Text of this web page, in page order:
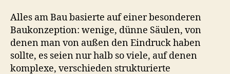
Alles am Bau basierte auf einer besonderen
Baukonzeption: wenige, dünne Säulen, von
denen man von außen den Eindruck haben
sollte, es seien nur halb so viele, auf denen
komplexe, verschieden strukturierte